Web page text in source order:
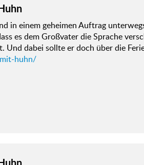
in einem geheimen Auftrag
es dem Großvater die Sprache
Und dabei sollte er doch über die
huhn/